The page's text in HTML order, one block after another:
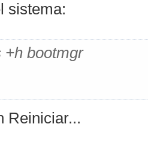
sistema:
+h bootmgr
Reiniciar...